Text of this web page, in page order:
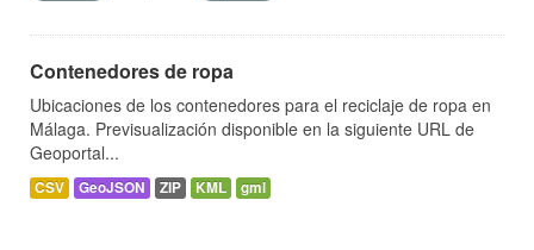
Contenedores de ropa
Ubicaciones de los contenedores para el reciclaje de ropa en
Málaga. Previsualización disponible en la siguiente URL de
Geoportal...
CSV GeoJSON ZIP KML gml